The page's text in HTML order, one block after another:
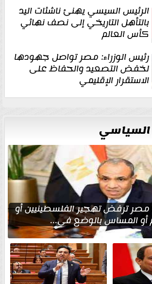
الرئيس السيسي يهنئ ناشئات اليد
بالتأهل التاريخي إلى نصف نهائي
كأس العالم
رئيس الوزراء: مصر تواصل جهودها
لخفض التصعيد والحفاظ على
الاستقرار الإقليمي
السياسي
مصر ترفض تهجير الفلسطينيين أو
أو المساس بالوضع في...